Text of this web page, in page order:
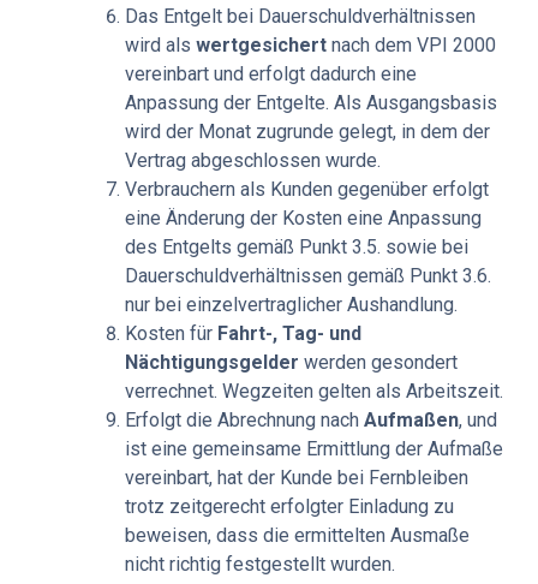
Das Entgelt bei Dauerschuldverhältnissen
wird als wertgesichert nach dem VPI 2000
vereinbart und erfolgt dadurch eine
Anpassung der Entgelte. Als Ausgangsbasis
wird der Monat zugrunde gelegt, in dem der
Vertrag abgeschlossen wurde.
Verbrauchern als Kunden gegenüber erfolgt
eine Änderung der Kosten eine Anpassung
des Entgelts gemäß Punkt 3.5. sowie bei
Dauerschuldverhältnissen gemäß Punkt 3.6.
nur bei einzelvertraglicher Aushandlung.
Kosten für Fahrt-, Tag- und
Nächtigungsgelder werden gesondert
verrechnet. Wegzeiten gelten als Arbeitszeit.
Erfolgt die Abrechnung nach Aufmaßen, und
ist eine gemeinsame Ermittlung der Aufmaße
vereinbart, hat der Kunde bei Fernbleiben
trotz zeitgerecht erfolgter Einladung zu
beweisen, dass die ermittelten Ausmaße
nicht richtig festgestellt wurden.